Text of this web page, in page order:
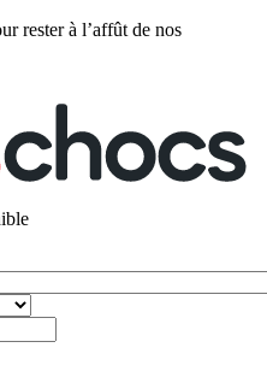
rester à l’affût de nos